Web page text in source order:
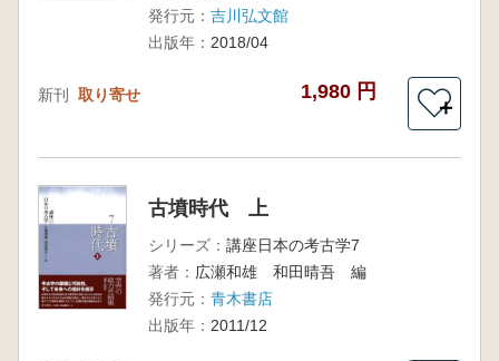
発行元： 吉川弘文館
出版年： 2018/04
新刊 取り寄せ 1,980 円
＋
古墳時代 上
シリーズ： 講座日本の考古学7
著者： 広瀬和雄 和田晴吾 編
発行元： 青木書店
出版年： 2011/12